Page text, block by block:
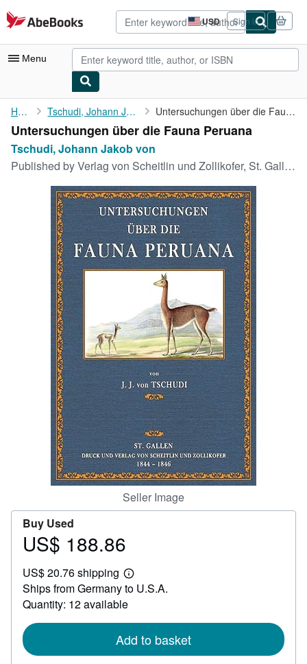
Skip to main content
AbeBooks.com USD
Site
shopping
preferences
Sign in
Menu
My Account
My Purchases
Advanced Search
Rare Books
Art & Collectibles
Textbooks
Start Selling
CLOSE
Home Tschudi, Johann Jakob von Untersuchungen über die Fauna Peruana
Untersuchungen über die Fauna Peruana
Tschudi, Johann Jakob von
Published byVerlag von Scheitlin und Zollikofer, St. Gallen, 2018
Seller Image
Buy Used
Price
188.86
US$ 188.86
US$ 20.76 shipping
Learn
more
shipping
Ships from Germany to U.S.A.
Quantity: 12 available
Add to basket